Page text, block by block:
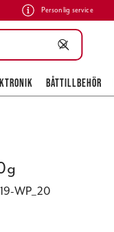
Personlig service
BÅTTILLBEHÖR
WP_20